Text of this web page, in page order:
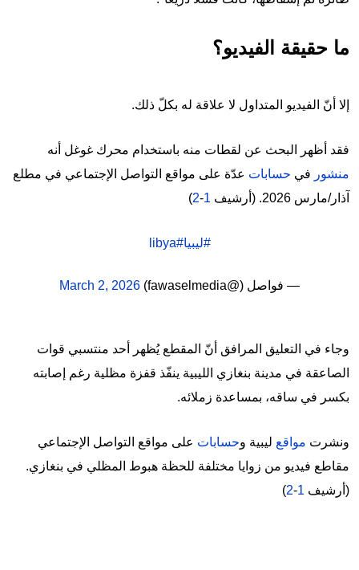
ما حقيقة الفيديو؟
إلا أنّ الفيديو المتداول لا علاقة له بكلّ ذلك.
فقد أظهر البحث عن لقطات منه باستخدام محرك غوغل أنه
منشور في حسابات عدّة على مواقع التواصل الإجتماعي في مطلع
آذار/مارس 2026. (أرشيف
1
-
2
)
#ليبيا#libya
— فواصل (@fawaselmedia) March 2, 2026
وجاء في التعليق المرافق أنّ المقطع يُظهر أحد منتسبي قوات
الصاعقة في مدينة بنغازي الليبية ينفّذ قفزة مظلية رغم إصابته
بكسر في ساقه، بمساعدة زملائه.
ونشرت مواقع ليبية وحسابات على مواقع التواصل الإجتماعي
مقاطع فيديو من زوايا مختلفة للحظة هبوط المظلي في بنغازي.
(أرشيف 1
-
2
)